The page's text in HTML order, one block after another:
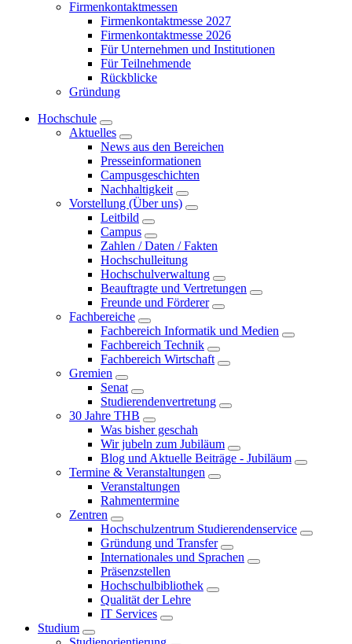
Firmenkontaktmessen
Firmenkontaktmesse 2027
Firmenkontaktmesse 2026
Für Unternehmen und Institutionen
Für Teilnehmende
Rückblicke
Gründung
Hochschule
Aktuelles
News aus den Bereichen
Presseinformationen
Campusgeschichten
Nachhaltigkeit
Vorstellung (Über uns)
Leitbild
Campus
Zahlen / Daten / Fakten
Hochschulleitung
Hochschulverwaltung
Beauftragte und Vertretungen
Freunde und Förderer
Fachbereiche
Fachbereich Informatik und Medien
Fachbereich Technik
Fachbereich Wirtschaft
Gremien
Senat
Studierendenvertretung
30 Jahre THB
Was bisher geschah
Wir jubeln zum Jubiläum
Blog und Aktuelle Beiträge - Jubiläum
Termine & Veranstaltungen
Veranstaltungen
Rahmentermine
Zentren
Hochschulzentrum Studierendenservice
Gründung und Transfer
Internationales und Sprachen
Präsenzstellen
Hochschulbibliothek
Qualität der Lehre
IT Services
Studium